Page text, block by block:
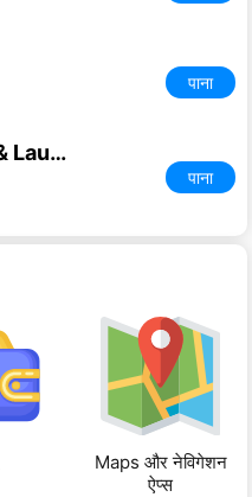
पाना
IOS 27 themes & Launcher
पाना
Maps और नेविगेशन
ऐप्स